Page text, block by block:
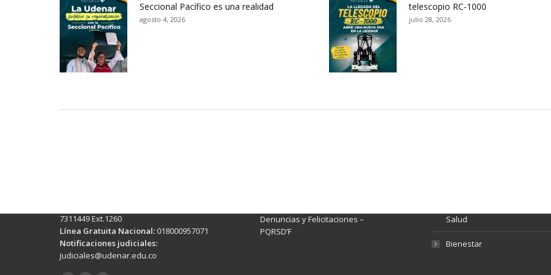
Seccional Pacífico es una realidad
agosto 4, 2026
telescopio RC-1000
julio 28, 2026
7311449 Ext.1260
Línea Gratuita Nacional: 018000957071
Notificaciones judiciales:
judiciales@udenar.edu.co
Denuncias y Felicitaciones –
PQRSD’F
Salud
Bienestar